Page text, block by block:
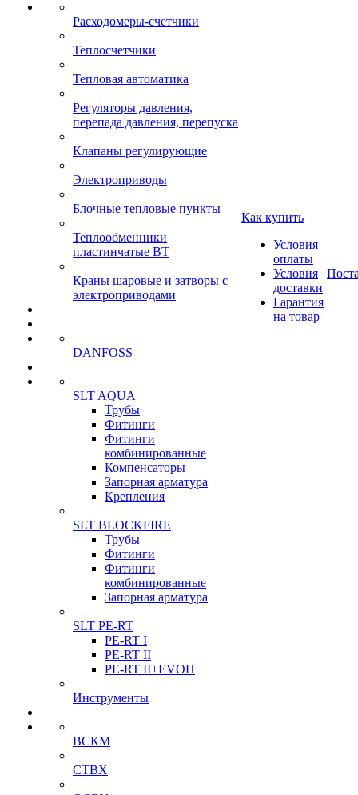
Расходомеры-счетчики
Теплосчетчики
Тепловая автоматика
Регуляторы давления,
перепада давления, перепуска
Клапаны регулирующие
Электроприводы
Блочные тепловые пункты
Теплообменники
пластинчатые ВТ
Краны шаровые и затворы с
электроприводами
DANFOSS
SLT AQUA
Трубы
Фитинги
Фитинги
комбинированные
Компенсаторы
Запорная арматура
Крепления
SLT BLOCKFIRE
Трубы
Фитинги
Фитинги
комбинированные
Запорная арматура
SLT PE-RT
PE-RT I
PE-RT II
PE-RT II+EVOH
Инструменты
ВСКМ
СТВХ
Как купить
Условия
оплаты
Условия
доставки
Гарантия
на товар